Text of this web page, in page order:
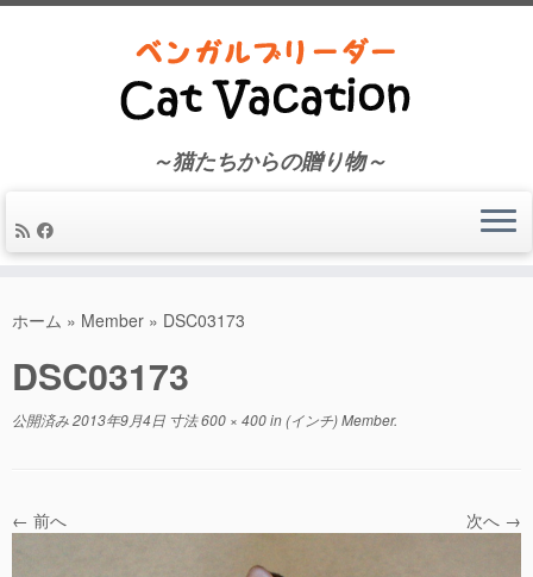
ン
ン
ツ
へ
プ
～猫たちからの贈り物～
ホーム » Member » DSC03173
DSC03173
公開済み2013年9月4日 寸法600 × 400in (インチ)Member.
← 前へ 次へ →